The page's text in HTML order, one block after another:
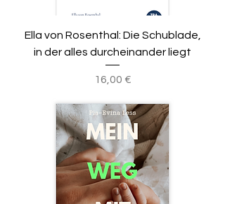
Ella von Rosenthal: Die Schublade,
in der alles durcheinander liegt
Preis
16,00 €